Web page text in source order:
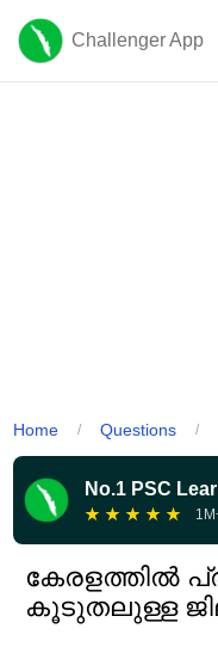
Challenger App
Home / Questions /
No.1 PSC
★ ★ ★ ★ ★
കേരളത്തിൽ
കൂടുതലുള്ള